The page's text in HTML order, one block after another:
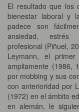
El resultado que los
bienestar laboral y
padece son
ansiedad, estrés
profesional (Piñuel,
Leymann, el
ampliamente (1986,
por mobbing y sus
con anterioridad por
(1972) en el ámbito
en alemán, le